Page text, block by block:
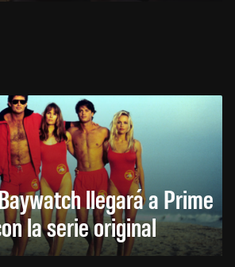
llegará a Prime
la serie original